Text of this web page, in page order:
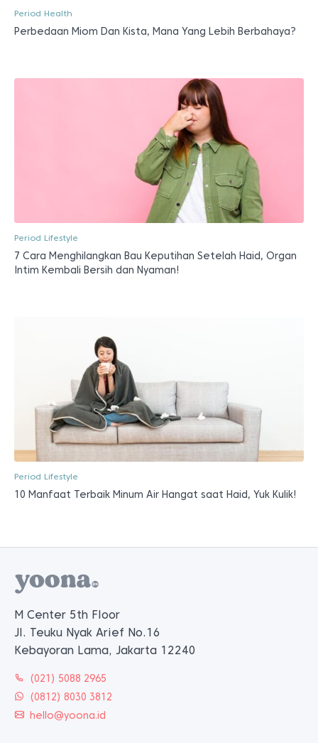
Period Health
Perbedaan Miom Dan Kista, Mana Yang Lebih Berbahaya?
Period Lifestyle
7 Cara Menghilangkan Bau Keputihan Setelah Haid, Organ
Intim Kembali Bersih dan Nyaman!
Period Lifestyle
10 Manfaat Terbaik Minum Air Hangat saat Haid, Yuk Kulik!
M Center 5th Floor
Jl. Teuku Nyak Arief No.16
Kebayoran Lama, Jakarta 12240
(021) 5088 2965
(0812) 8030 3812
hello@yoona.id